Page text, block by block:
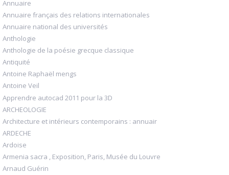
Annuaire
Annuaire français des relations internationales
Annuaire national des universités
Anthologie
Anthologie de la poésie grecque classique
Antiquité
Antoine Raphaël mengs
Antoine Veil
Apprendre autocad 2011 pour la 3D
ARCHEOLOGIE
Architecture et intérieurs contemporains : annuair
ARDECHE
Ardoise
Armenia sacra , Exposition, Paris, Musée du Louvre
Arnaud Guérin